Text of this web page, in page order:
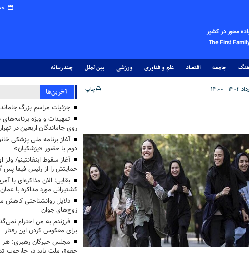
جمعه
محور در کشور
The First
جامعه اقتصاد علم و فناوری ورزشی بین‌الملل چندرسانه
چاپ آخرین‌ها
جزئیات مراسم بزرگ
تمهیدات و ویژه برنامه‌های
روی جاماندگان اربعین در
دوم با حضور «پزشکیان»
آغاز سقوط اینفانتینو/
حمایتش را از رئیس فیفا پس
بقایی: الان مذاکره‌ای با
کشتیرانی مورد مذاکره با
دلایل روانشناختی کاهش
زوج‌های جوان
برای معکوس کردن این رفتار
مجلس خبرگان رهبری: هر
حقوق ملت باید در چارچوب